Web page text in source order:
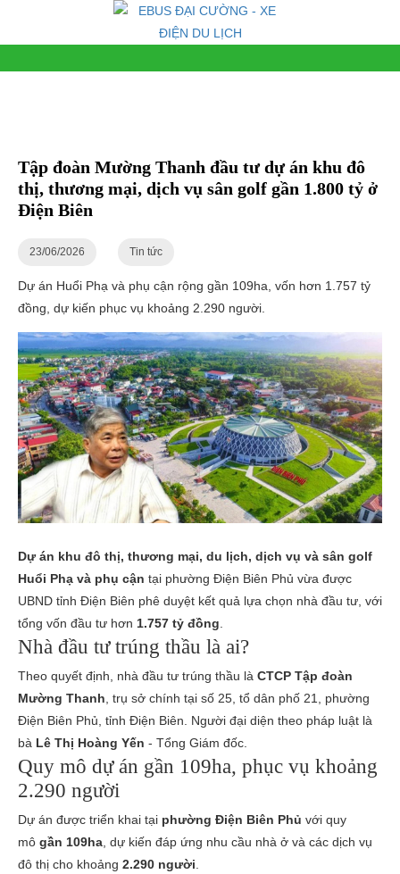
Tập đoàn Mường Thanh đầu tư dự án khu đô
thị, thương mại, dịch vụ sân golf gần 1.800 tỷ ở
Điện Biên
23/06/2026 Tin tức
Dự án Huổi Phạ và phụ cận rộng gần 109ha, vốn hơn 1.757 tỷ
đồng, dự kiến phục vụ khoảng 2.290 người.
Dự án khu đô thị, thương mại, du lịch, dịch vụ và sân golf
Huổi Phạ và phụ cận tại phường Điện Biên Phủ vừa được
UBND tỉnh Điện Biên phê duyệt kết quả lựa chọn nhà đầu tư, với
tổng vốn đầu tư hơn 1.757 tỷ đồng
Nhà đầu tư trúng thầu là ai?
Theo quyết định, nhà đầu tư trúng thầu là CTCP Tập đoàn
Mường Thanh , trụ sở chính tại số 25, tổ dân phố 21, phường
Điện Biên Phủ, tỉnh Điện Biên. Người đại diện theo pháp luật là
bà Lê Thị Hoàng Yến - Tổng Giám đốc.
Quy mô dự án gần 109ha, phục vụ khoảng
2.290 người
Dự án được triển khai tại phường Điện Biên Phủ với quy
mô gần 109ha , dự kiến đáp ứng nhu cầu nhà ở và các dịch vụ
đô thị cho khoảng 2.290 người